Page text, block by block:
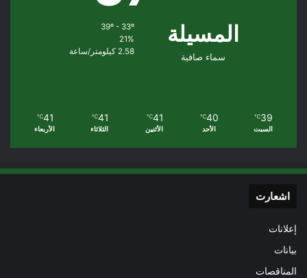
المسيلة
سماء صافية
39º - 33º
21%
2.58 كيلومتر/ساعة
39
℃
السبت
40
℃
الأحد
41
℃
الأثنين
41
℃
الثلاثاء
41
℃
الأربعاء
اشعارت
إعلانات
بيانات
المناقصات